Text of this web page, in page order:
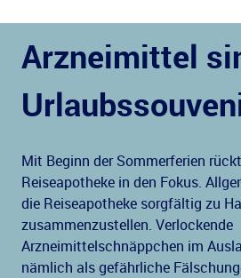
Arzneimittel
Mit Beginn der Sommerferien
Reiseapotheke in den Fokus.
die Reiseapotheke sorgfältig zu
zusammenzustellen. Verlockende
Arzneimittelschnäppchen im
nämlich als gefährliche